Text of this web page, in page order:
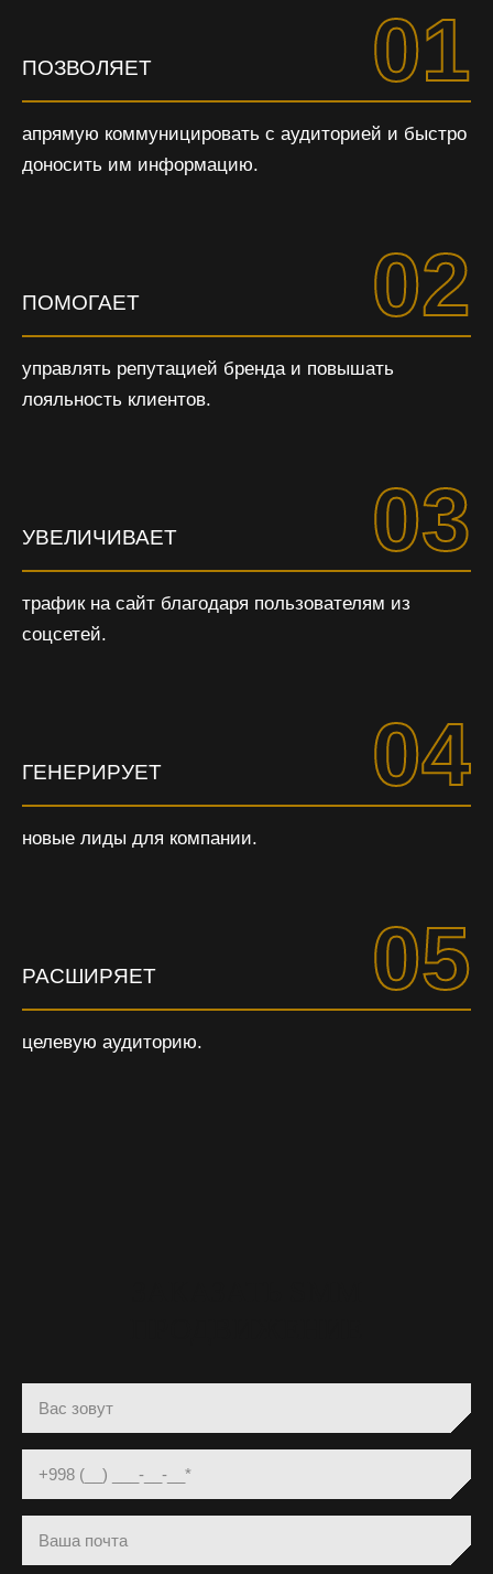
ПОЗВОЛЯЕТ 01
апрямую коммуницировать с аудиторией и быстро
доносить им информацию.
ПОМОГАЕТ 02
управлять репутацией бренда и повышать
лояльность клиентов.
УВЕЛИЧИВАЕТ 03
трафик на сайт благодаря пользователям из
соцсетей.
ГЕНЕРИРУЕТ 04
новые лиды для компании.
РАСШИРЯЕТ 05
целевую аудиторию.